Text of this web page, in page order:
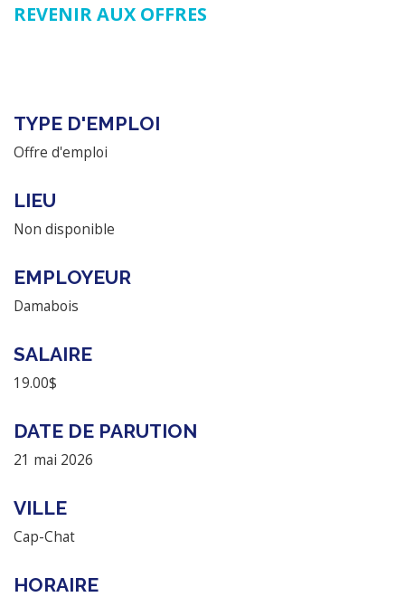
REVENIR AUX OFFRES
TYPE D'EMPLOI
Offre d'emploi
LIEU
Non disponible
EMPLOYEUR
Damabois
SALAIRE
19.00$
DATE DE PARUTION
21 mai 2026
VILLE
Cap-Chat
HORAIRE